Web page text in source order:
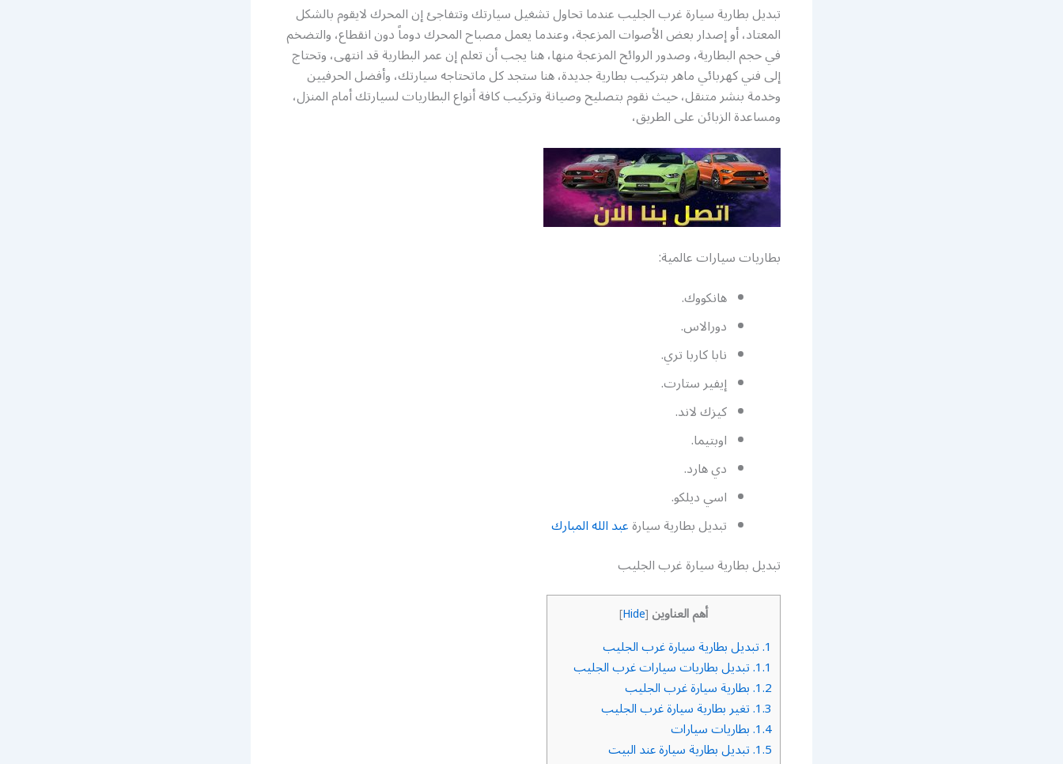
تبديل بطارية سيارة غرب الجليب عندما تحاول تشغيل سيارتك وتتفاجئ إن المحرك لايقوم بالشكل
المعتاد، أو إصدار بعض الأصوات المزعجة، وعندما يعمل مصباح المحرك دوماً دون انقطاع، والتضخم
في حجم البطارية، وصدور الروائح المزعجة منها، هنا يجب أن تعلم إن عمر البطارية قد انتهى، وتحتاج
إلى فني كهربائي ماهر بتركيب بطارية جديدة، هنا ستجد كل ماتحتاجه سيارتك، وأفضل الحرفيين
وخدمة بنشر متنقل، حيث نقوم بتصليح وصيانة وتركيب كافة أنواع البطاريات لسيارتك أمام المنزل،
ومساعدة الزبائن على الطريق،
بطاريات سيارات عالمية:
هانكووك.
دورالاس.
نابا كاربا تري.
إيفير ستارت.
كيزك لاند.
اوبتيما.
دي هارد.
اسي ديلكو.
تبديل بطارية سيارةعبد الله المبارك
تبديل بطارية سيارة غرب الجليب
أهم العناوين [
Hide
]
1. تبديل بطارية سيارة غرب الجليب
1.1. تبديل بطاريات سيارات غرب الجليب
1.2. بطارية سيارة غرب الجليب
1.3. تغير بطارية سيارة غرب الجليب
1.4. بطاريات سيارات
1.5. تبديل بطارية سيارة عند البيت